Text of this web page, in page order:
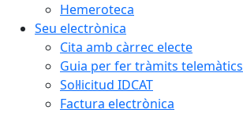
Hemeroteca
Seu electrònica
Cita amb càrrec electe
Guia per fer tràmits telemàtics
Sol·licitud IDCAT
Factura electrònica